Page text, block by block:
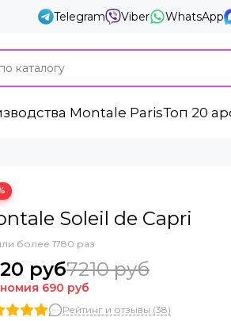
Telegram Viber WhatsApp
Montale ParisТоп 20
Soleil de Capri
более 1780 раз
руб7210 руб
690 руб
Рейтинг и отзывы (38)